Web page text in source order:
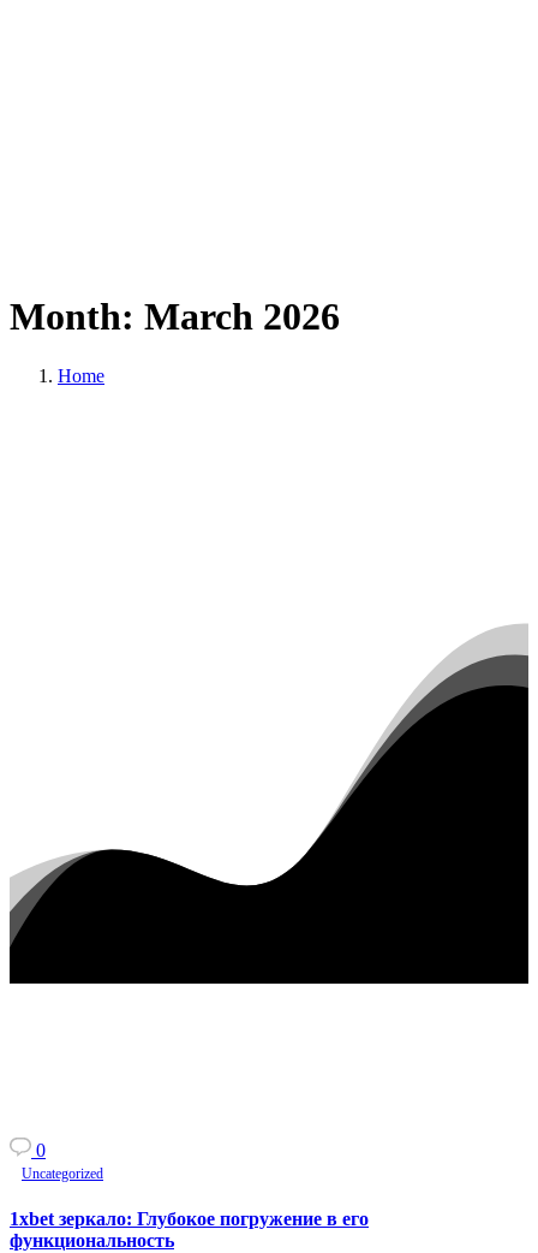
Month: March 2026
Home
0
Uncategorized
1xbet зеркало: Глубокое погружение в его
функциональность